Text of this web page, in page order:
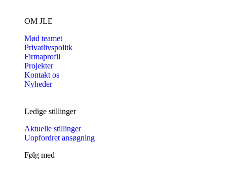
OM JLE
Mød teamet
Privatlivspolitk
Firmaprofil
Projekter
Kontakt os
Nyheder
Ledige stillinger
Aktuelle stillinger
Uopfordret ansøgning
Følg med